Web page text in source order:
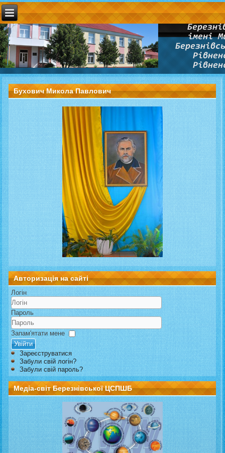
Бухович Микола Павлович
Авторизація на сайті
Логін
Пароль
Запам'ятати мене
Увійти
Зареєструватися
Забули свій логін?
Забули свій пароль?
Медіа-світ Березнівської ЦСПШБ